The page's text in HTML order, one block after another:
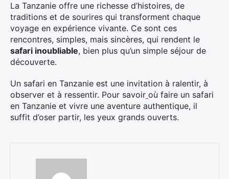
La Tanzanie offre une richesse d’histoires, de
traditions et de sourires qui transforment chaque
voyage en expérience vivante. Ce sont ces
rencontres, simples, mais sincères, qui rendent le
safari inoubliable, bien plus qu’un simple séjour de
découverte.
Un safari en Tanzanie est une invitation à ralentir, à
observer et à ressentir. Pour savoir où faire un safari
en Tanzanie et vivre une aventure authentique, il
suffit d’oser partir, les yeux grands ouverts.